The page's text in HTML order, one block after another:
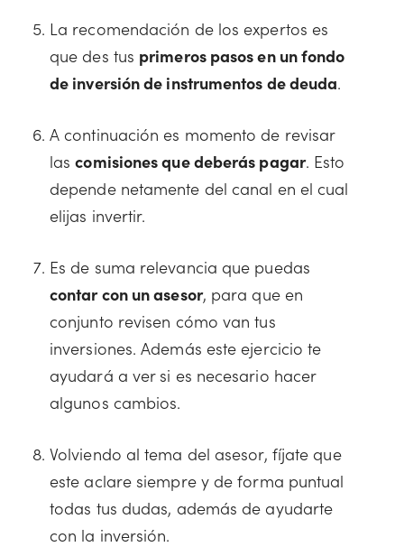
La recomendación de los expertos es
que des tus primeros pasos en un fondo
de inversión de instrumentos de deuda.
A continuación es momento de revisar
lascomisiones que deberás pagar. Esto
depende netamente del canal en el cual
elijas invertir.
Es de suma relevancia que puedas
contar con un asesor, para que en
conjunto revisen cómo van tus
inversiones. Además este ejercicio te
ayudará a ver si es necesario hacer
algunos cambios.
Volviendo al tema del asesor, fíjate que
este aclare siempre y de forma puntual
todas tus dudas, además de ayudarte
con la inversión.